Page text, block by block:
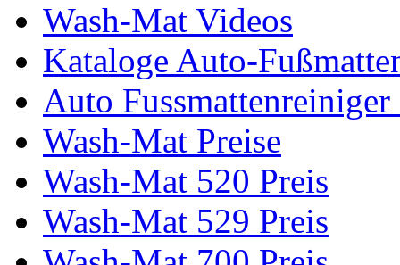
Wash-Mat Videos
Kataloge Auto-
Auto Fussmattenreiniger
Wash-Mat Preise
Wash-Mat 520 Preis
Wash-Mat 529 Preis